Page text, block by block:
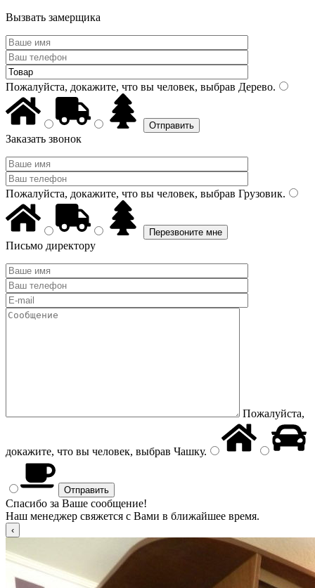
Вызвать замерщика
Пожалуйста, докажите, что вы человек, выбрав Дерево.
Заказать звонок
Пожалуйста, докажите, что вы человек, выбрав Грузовик.
Письмо директору
Пожалуйста,
докажите, что вы человек, выбрав Чашку.
Спасибо за Ваше сообщение!
Наш менеджер свяжется с Вами в ближайшее время.